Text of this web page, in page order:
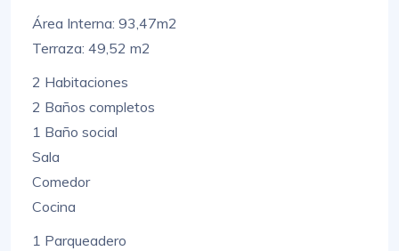
Área Interna: 93,47m2
Terraza: 49,52 m2
2 Habitaciones
2 Baños completos
1 Baño social
Sala
Comedor
Cocina
1 Parqueadero